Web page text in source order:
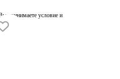
принимаете условие и